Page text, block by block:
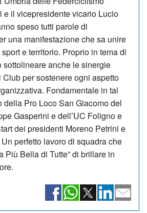
e il vicepresidente vicario Lucio
speso tutti parole di
una manifestazione che sa unire
e territorio. Proprio in tema di
sottolineare anche le sinergie
per sostenere ogni aspetto
Fondamentale in tal
della Pro Loco San Giacomo del
Gasperini e dell’UC Foligno e
dei presidenti Moreno Petrini e
perfetto lavoro di squadra che
Più Bella di Tutte” di brillare in